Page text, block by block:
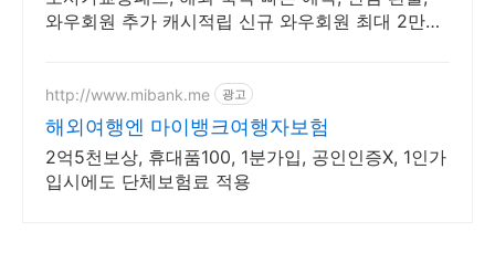
와우회원 추가 캐시적립 신규 와우회원 최대 2만3
http://www.mibank.me 광고
해외여행엔 마이뱅크여행자보험
2억5천보상, 휴대품100, 1분가입, 공인인증X, 1인가
입시에도 단체보험료 적용